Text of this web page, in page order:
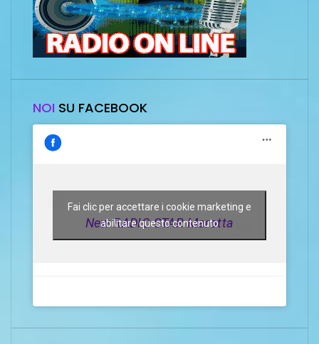
NOI SU FACEBOOK
New RADIO STAR Marotta
Fai clic per accettare i cookie marketing e
abilitare questo contenuto